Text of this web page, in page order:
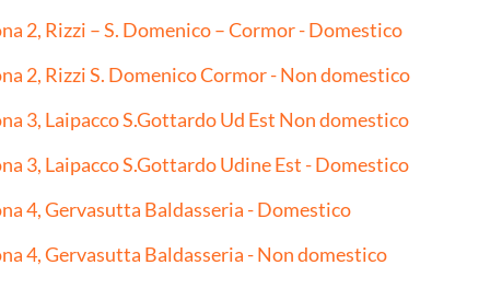
2, Rizzi – S. Domenico – Cormor - Domestico
2, Rizzi S. Domenico Cormor - Non domestico
3, Laipacco S.Gottardo Ud Est Non domestico
3, Laipacco S.Gottardo Udine Est - Domestico
4, Gervasutta Baldasseria - Domestico
4, Gervasutta Baldasseria - Non domestico